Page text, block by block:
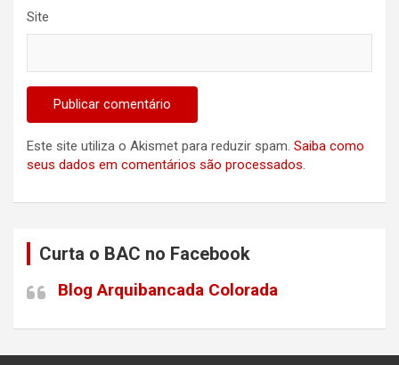
Site
Este site utiliza o Akismet para reduzir spam. Saiba como
seus dados em comentários são processados.
Curta o BAC no Facebook
Blog Arquibancada Colorada